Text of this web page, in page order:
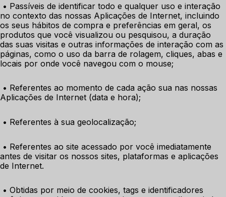
• Passíveis de identificar todo e qualquer uso e interação
no contexto das nossas Aplicações de Internet, incluindo
os seus hábitos de compra e preferências em geral, os
produtos que você visualizou ou pesquisou, a duração
das suas visitas e outras informações de interação com as
páginas, como o uso da barra de rolagem, cliques, abas e
locais por onde você navegou com o mouse;
• Referentes ao momento de cada ação sua nas nossas
Aplicações de Internet (data e hora);
• Referentes à sua geolocalização;
• Referentes ao site acessado por você imediatamente
antes de visitar os nossos sites, plataformas e aplicações
de Internet.
• Obtidas por meio de cookies, tags e identificadores